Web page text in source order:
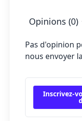
Opinions (0)
Pas d'opinion
nous envoyer
Inscrivez-